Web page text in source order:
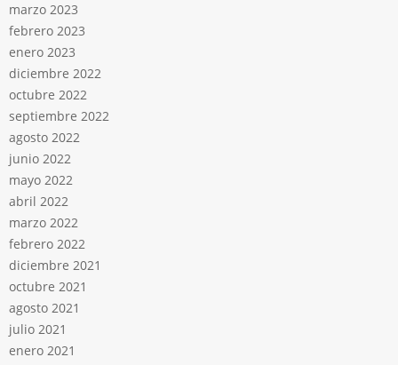
marzo 2023
febrero 2023
enero 2023
diciembre 2022
octubre 2022
septiembre 2022
agosto 2022
junio 2022
mayo 2022
abril 2022
marzo 2022
febrero 2022
diciembre 2021
octubre 2021
agosto 2021
julio 2021
enero 2021